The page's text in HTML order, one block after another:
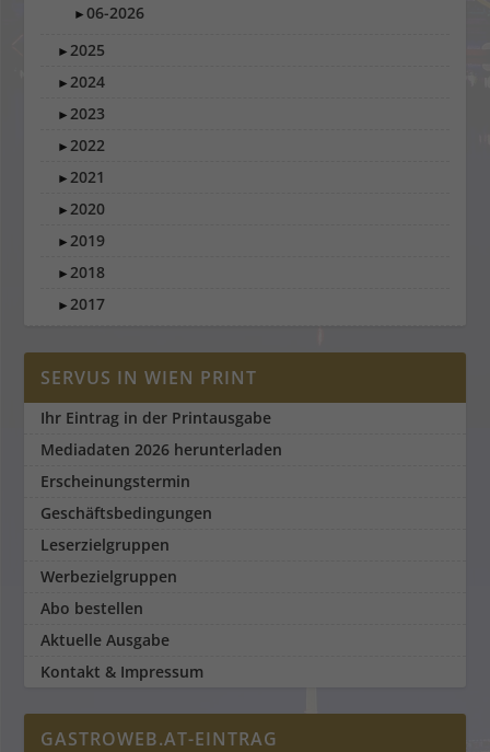
►06-2026
►2025
►2024
►2023
►2022
►2021
►2020
►2019
►2018
►2017
SERVUS IN WIEN PRINT
Ihr Eintrag in der Printausgabe
Mediadaten 2026 herunterladen
Erscheinungstermin
Geschäftsbedingungen
Leserzielgruppen
Werbezielgruppen
Abo bestellen
Aktuelle Ausgabe
Kontakt & Impressum
GASTROWEB.AT-EINTRAG